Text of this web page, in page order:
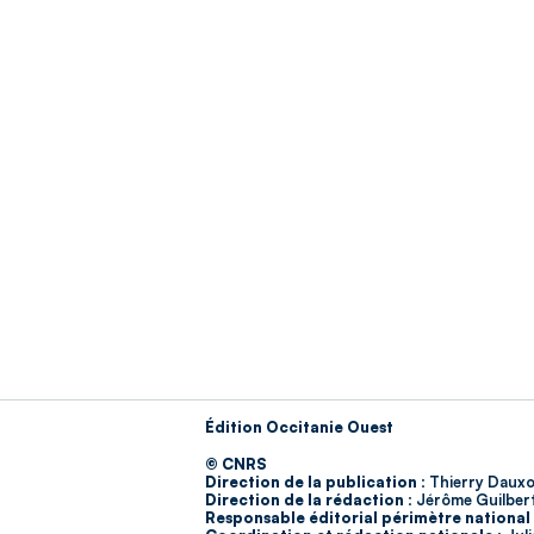
Édition Occitanie Ouest
© CNRS
Direction de la publication : Thierry
Direction de la rédaction : Jérôme
Responsable éditorial périmètre national